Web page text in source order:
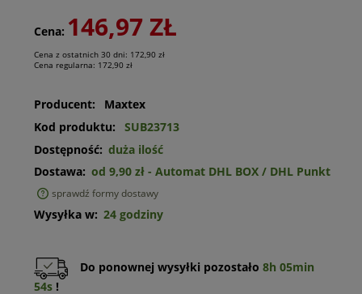
Cena: 146,97 ZŁ
Cena z ostatnich 30 dni: 172,90 zł
Cena regularna: 172,90 zł
Producent:
Maxtex
Kod produktu:
SUB23713
Dostępność: duża ilość
Dostawa: od 9,90 zł - Automat DHL BOX / DHL Punkt
sprawdź formy dostawy
Wysyłka w: 24 godziny
Do ponownej wysyłki pozostało 8h 05min
54s!